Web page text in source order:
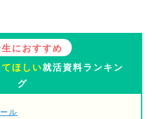
におすすめ
ほしい就活資料ランキン
グ
ル